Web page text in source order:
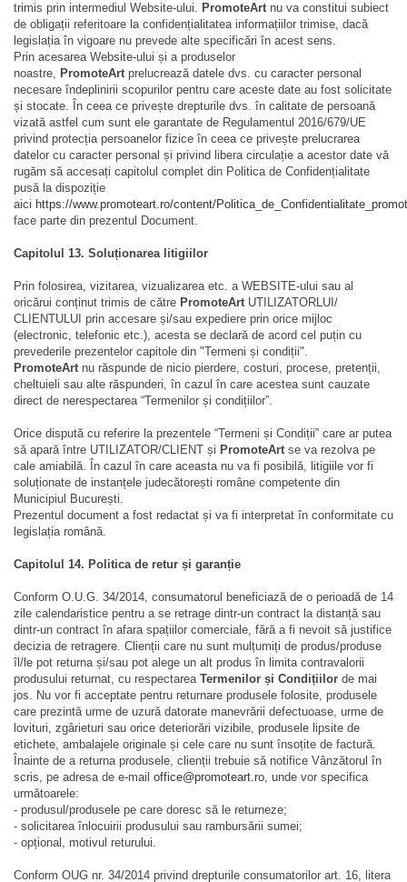
trimis prin intermediul Website-ului. PromoteArtnu va constitui subiect
de obligații referitoare la confidențialitatea informațiilor trimise, dacă
legislația în vigoare nu prevede alte specificări în acest sens.
Prin acesarea Website-ului și a produselor
noastre, PromoteArtprelucrează datele dvs. cu caracter personal
necesare îndeplinirii scopurilor pentru care aceste date au fost solicitate
și stocate. În ceea ce privește drepturile dvs. în calitate de persoană
vizată astfel cum sunt ele garantate de Regulamentul 2016/679/UE
privind protecția persoanelor fizice în ceea ce privește prelucrarea
datelor cu caracter personal și privind libera circulație a acestor date vă
rugăm să accesați capitolul complet din Politica de Confidențialitate
pusă la dispoziție
aici https://www.promoteart.ro/content/
face parte din prezentul Document.
Capitolul 13. Soluționarea litigiilor
Prin folosirea, vizitarea, vizualizarea etc. a WEBSITE-ului sau al
oricărui conținut trimis de către PromoteArtUTILIZATORLUI/
CLIENTULUI prin accesare și/sau expediere prin orice mijloc
(electronic, telefonic etc.), acesta se declară de acord cel puțin cu
prevederile prezentelor capitole din "Termeni și condiții".
PromoteArtnu răspunde de nicio pierdere, costuri, procese, pretenții,
cheltuieli sau alte răspunderi, în cazul în care acestea sunt cauzate
direct de nerespectarea “Termenilor și condițiilor”.
Orice dispută cu referire la prezentele “Termeni și Condiții” care ar putea
să apară între UTILIZATOR/CLIENT și PromoteArtse va rezolva pe
cale amiabilă. În cazul în care aceasta nu va fi posibilă, litigiile vor fi
soluționate de instanțele judecătorești române competente din
Municipiul București.
Prezentul document a fost redactat și va fi interpretat în conformitate cu
legislația română.
Capitolul 14. Politica de retur și garanție
Conform O.U.G. 34/2014, consumatorul beneficiază de o perioadă de 14
zile calendaristice pentru a se retrage dintr-un contract la distanță sau
dintr-un contract în afara spațiilor comerciale, fără a fi nevoit să justifice
decizia de retragere. Clienții care nu sunt mulțumiți de produs/produse
îl/le pot returna și/sau pot alege un alt produs în limita contravalorii
produsului returnat, cu respectarea Termenilor și Condițiilor de mai
jos. Nu vor fi acceptate pentru returnare produsele folosite, produsele
care prezintă urme de uzură datorate manevrării defectuoase, urme de
lovituri, zgârieturi sau orice deteriorări vizibile, produsele lipsite de
etichete, ambalajele originale și cele care nu sunt însoțite de factură.
Înainte de a returna produsele, clienții trebuie să notifice Vânzătorul în
scris, pe adresa de e-mail office@promoteart.ro, unde vor specifica
următoarele:
- produsul/produsele pe care doresc să le returneze;
- solicitarea înlocuirii produsului sau rambursării sumei;
- opțional, motivul returului.
Conform OUG nr. 34/2014 privind drepturile consumatorilor art. 16, litera